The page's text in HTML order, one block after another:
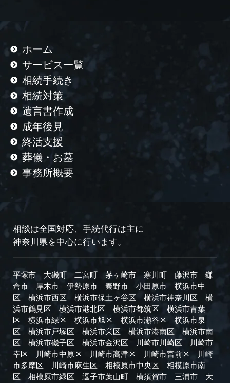
ホーム
サービス一覧
相続手続き
相続対策
遺言書作成
成年後見
終活支援
葬儀・お墓
事務所概要
相談は全国対応、手続代行は主に
神奈川県を中心に行います。
平塚市 大磯町 二宮町 茅ヶ崎市 寒川町 藤沢市
鎌
倉市
厚木市 伊勢原市 秦野市 小田原市
横浜市中
区
横浜市西区 横浜市保土ヶ谷区 横浜市神奈川区
横
浜市鶴見区
横浜市港北区 横浜市都筑区
横浜市青葉
区
横浜市緑区 横浜市旭区 横浜市瀬谷区
横浜市泉
区
横浜市戸塚区 横浜市栄区 横浜市港南区
横浜市南
区
横浜市磯子区 横浜市金沢区 川崎市川崎区
川崎市
幸区
川崎市中原区 川崎市高津区 川崎市宮前区
川崎
市多摩区
川崎市麻生区 相模原市中央区
相模原市南
区
相模原市緑区 逗子市葉山町 横須賀市 三浦市 大